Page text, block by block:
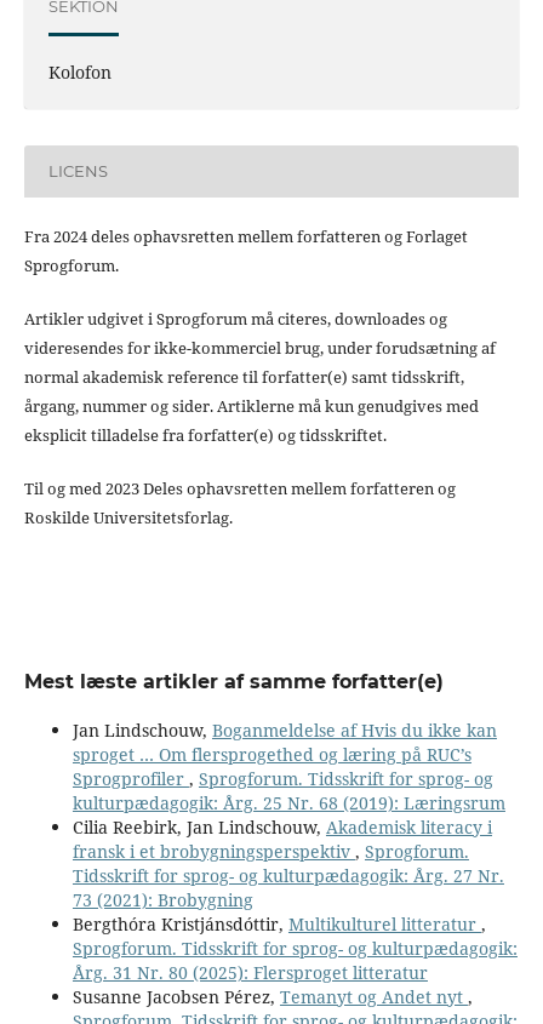
SEKTION
Kolofon
LICENS
Fra 2024 deles ophavsretten mellem forfatteren og Forlaget
Sprogforum.
Artikler udgivet i Sprogforum må citeres, downloades og
videresendes for ikke-kommerciel brug, under forudsætning af
normal akademisk reference til forfatter(e) samt tidsskrift,
årgang, nummer og sider. Artiklerne må kun genudgives med
eksplicit tilladelse fra forfatter(e) og tidsskriftet.
Til og med 2023 Deles ophavsretten mellem forfatteren og
Roskilde Universitetsforlag.
Mest læste artikler af samme forfatter(e)
Jan Lindschouw, Boganmeldelse af Hvis du ikke kan
sproget … Om flersprogethed og læring på RUC’s
Sprogprofiler , Sprogforum. Tidsskrift for sprog- og
kulturpædagogik: Årg. 25 Nr. 68 (2019): Læringsrum
Cilia Reebirk, Jan Lindschouw, Akademisk literacy i
fransk i et brobygningsperspektiv , Sprogforum.
Tidsskrift for sprog- og kulturpædagogik: Årg. 27 Nr.
73 (2021): Brobygning
Bergthóra Kristjánsdóttir, Multikulturel litteratur ,
Sprogforum. Tidsskrift for sprog- og kulturpædagogik:
Årg. 31 Nr. 80 (2025): Flersproget litteratur
Susanne Jacobsen Pérez, Temanyt og Andet nyt ,